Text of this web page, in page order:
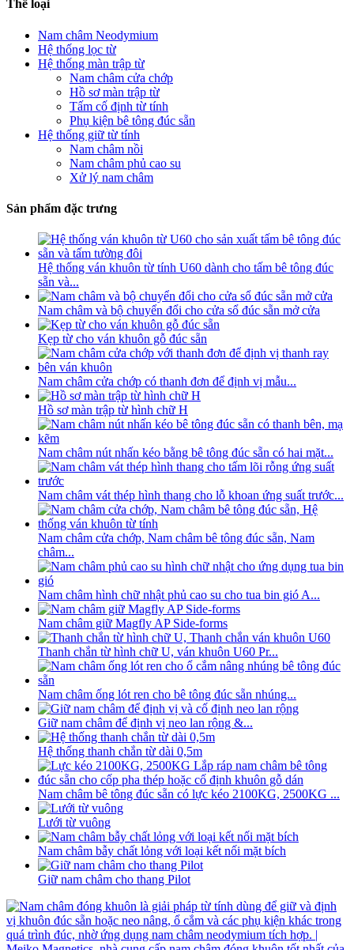
Thể loại
Nam châm Neodymium
Hệ thống lọc từ
Hệ thống màn trập từ
Nam châm cửa chớp
Hồ sơ màn trập từ
Tấm cố định từ tính
Phụ kiện bê tông đúc sẵn
Hệ thống giữ từ tính
Nam châm nồi
Nam châm phủ cao su
Xử lý nam châm
Sản phẩm đặc trưng
Hệ thống ván khuôn từ tính U60 dành cho tấm bê tông đúc
sẵn và...
Nam châm và bộ chuyển đổi cho cửa sổ đúc sẵn mở cửa
Kẹp từ cho ván khuôn gỗ đúc sẵn
Nam châm cửa chớp có thanh đơn để định vị mẫu...
Hồ sơ màn trập từ hình chữ H
Nam châm nút nhấn kéo bằng bê tông đúc sẵn có hai mặt...
Nam châm vát thép hình thang cho lỗ khoan ứng suất trước...
Nam châm cửa chớp, Nam châm bê tông đúc sẵn, Nam
châm...
Nam châm hình chữ nhật phủ cao su cho tua bin gió A...
Nam châm giữ Magfly AP Side-forms
Thanh chắn từ hình chữ U, ván khuôn U60 Pr...
Nam châm ống lót ren cho bê tông đúc sẵn nhúng...
Giữ nam châm để định vị neo lan rộng &...
Hệ thống thanh chắn từ dài 0,5m
Nam châm bê tông đúc sẵn có lực kéo 2100KG, 2500KG ...
Lưới từ vuông
Nam châm bẫy chất lỏng với loại kết nối mặt bích
Giữ nam châm cho thang Pilot